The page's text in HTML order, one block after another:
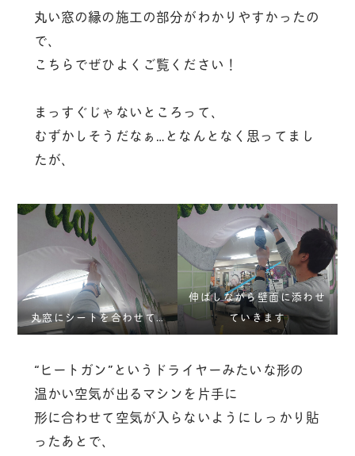
丸い窓の縁の施工の部分がわかりやすかったの
で、
こちらでぜひよくご覧ください！
まっすぐじゃないところって、
むずかしそうだなぁ…となんとなく思ってまし
たが、
丸窓にシートを合わせて…
伸ばしながら壁面に添わせ
ていきます
“ヒートガン”というドライヤーみたいな形の
温かい空気が出るマシンを片手に
形に合わせて空気が入らないようにしっかり貼
ったあとで、